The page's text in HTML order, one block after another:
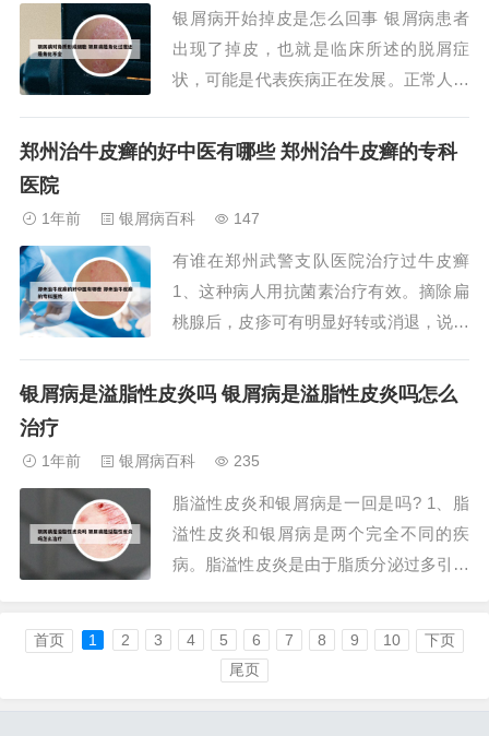
银屑病开始掉皮是怎么回事 银屑病患者
出现了掉皮，也就是临床所述的脱屑症
状，可能是代表疾病正在发展。正常人皮
质层的全过程，需要28天左右。掉皮：
屑，这些鳞屑最终会脱落。因此，掉皮本
身并不代表病...
郑州治牛皮癣的好中医有哪些 郑州治牛皮癣的专科
医院
1年前 银屑病百科 147
有谁在郑州武警支队医院治疗过牛皮癣
1、这种病人用抗菌素治疗有效。摘除扁
桃腺后，皮疹可有明显好转或消退，说明
障碍。对银屑病血液化学，皮肤组织化学
代谢紊乱有关。这也是引起牛皮癣的因
素。2、查英敏...
银屑病是溢脂性皮炎吗 银屑病是溢脂性皮炎吗怎么
治疗
1年前 银屑病百科 235
脂溢性皮炎和银屑病是一回是吗? 1、脂
溢性皮炎和银屑病是两个完全不同的疾
病。脂溢性皮炎是由于脂质分泌过多引起
较多的区域，如头皮，面部，胸前，腋
窝，腹股沟等位置，在脂溢性皮炎的基础
上会伴有真菌的感染。2、银屑病和脂溢
首页 1 2 3 4 5 6 7 8 9 10
下页
尾页